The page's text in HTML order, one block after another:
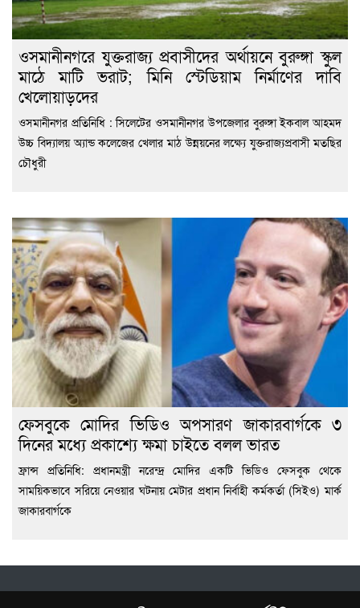
ওসমানীনগরে যুক্তরাজ্য প্রবাসীদের অর্থায়নে বুরুঙ্গা স্কুল
মাঠে মাটি ভরাট; মিনি স্টেডিয়াম নির্মাণের দাবি
খেলোয়াড়দের
ওসমানীনগর প্রতিনিধি : সিলেটের ওসমানীনগর উপজেলার বুরুঙ্গা ইকবাল আহমদ
উচ্চ বিদ্যালয় অ্যান্ড কলেজের খেলার মাঠ উন্নয়নের লক্ষ্যে যুক্তরাজ্যপ্রবাসী মতছির
চৌধুরী
ফেসবুকে মোদির ভিডিও অপসারণ জাকারবার্গকে ৩
দিনের মধ্যে প্রকাশ্যে ক্ষমা চাইতে বলল ভারত
ফ্রান্স প্রতিনিধি: প্রধানমন্ত্রী নরেন্দ্র মোদির একটি ভিডিও ফেসবুক থেকে
সাময়িকভাবে সরিয়ে নেওয়ার ঘটনায় মেটার প্রধান নির্বাহী কর্মকর্তা (সিইও) মার্ক
জাকারবার্গকে